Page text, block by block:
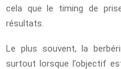
cela que le timing de
résultats.
Le plus souvent, la
surtout lorsque l’objectif